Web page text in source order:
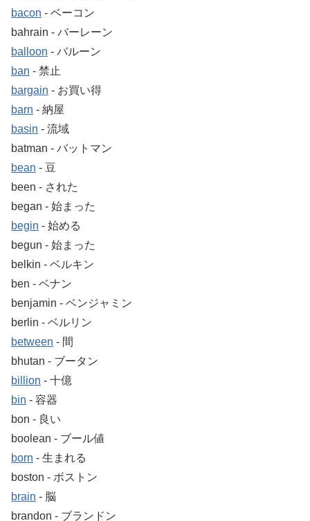
bacon ‐ ベーコン
bahrain ‐ バーレーン
balloon ‐ バルーン
ban ‐ 禁止
bargain ‐ お買い得
barn ‐ 納屋
basin ‐ 流域
batman ‐ バットマン
bean ‐ 豆
been ‐ された
began ‐ 始まった
begin ‐ 始める
begun ‐ 始まった
belkin ‐ ベルキン
ben ‐ ベナン
benjamin ‐ ベンジャミン
berlin ‐ ベルリン
between ‐ 間
bhutan ‐ ブータン
billion ‐ 十億
bin ‐ 容器
bon ‐ 良い
boolean ‐ ブール値
born ‐ 生まれる
boston ‐ ボストン
brain ‐ 脳
brandon ‐ ブランドン